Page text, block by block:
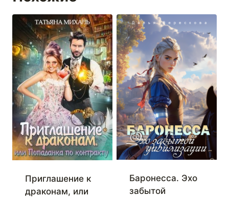
Приглашение к
драконам, или
Баронесса. Эхо
забытой